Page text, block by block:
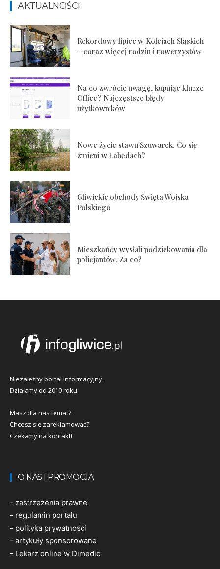
AKTUALNOŚCI
Rekordowy lipiec w Kolejach Śląskich
– coraz więcej rodzin i rowerzystów
Na co zwrócić uwagę, kupując klucze
Office? Najczęstsze błędy
użytkowników
Nowe życie stawu Szuwarek. Co się
zmieni w Łabędach?
Gliwickie obchody Święta Wojska
Polskiego
Mieszkańcy wysłali podziękowania dla
policjantów. Za co?
Niezależny portal informacyjny.
Działamy od 2010 roku.
Masz dla nas temat?
Chcesz się zareklamować?
Czekamy na kontakt!
O NAS | PROMOCJA
- zastrzeżenia prawne
- regulamin portalu
- polityka prywatności
- artykuły sponsorowane
- Lekarz online w Dimedic